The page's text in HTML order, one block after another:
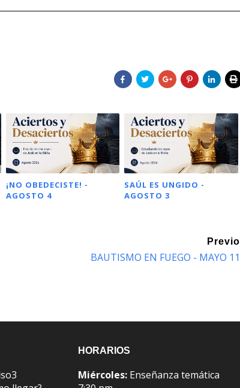
¡NO OBEDECISTE! -
AGOSTO 4
SAÚL ES UNGIDO -
AGOSTO 3
Previo
BAUTISMO EN FUEGO - MAYO 11
HORARIOS
Miércoles: Enseñanza temática